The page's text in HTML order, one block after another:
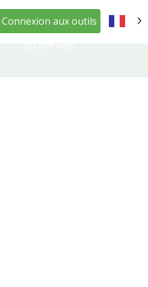
Connexion aux outils